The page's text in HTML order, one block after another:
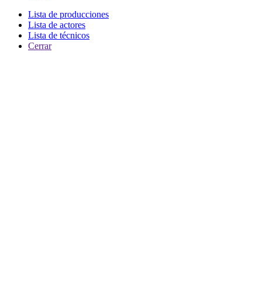
Lista de producciones
Lista de actores
Lista de técnicos
Cerrar